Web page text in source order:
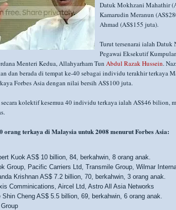
Datuk Mokhzani Mahathir
Kamarudin Meranun
Ahmad (AS$155 juta).
Turut tersenarai ialah Datuk
Pegawai Eksekutif
Menteri Kedua, Allahyarham Tun Abdul Razak Hussein.
dan berada di tempat ke-40 sebagai individu terakhir terkaya
Forbes Asia dengan nilai bersih AS$100 juta.
kolektif kesemua 40 individu terkaya ialah AS$46 bilion,
orang terkaya di Malaysia untuk 2008 menurut Forbes Asia:
Kuok AS$ 10 billion, 84, berkahwin, 8 orang anak.
Group, Pacific Carriers Ltd, Transmile Group, Wilmar
Krishnan AS$ 7.2 billion, 70, berkahwin, 3 orang anak.
Comminications, Aircel Ltd, Astro All Asia Networks
Shin Cheng AS$ 5.5 billion, 69, berkahwin, 6 orang anak.
Group